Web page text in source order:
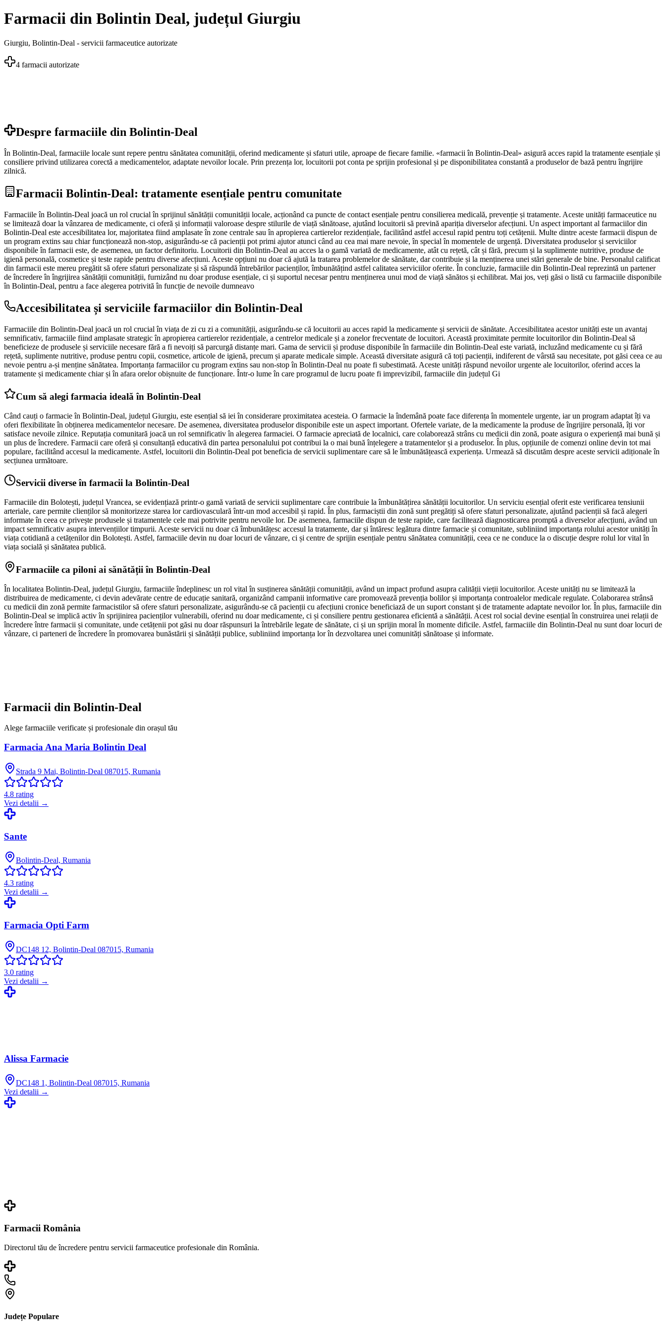
Farmacii din Bolintin Deal, județul Giurgiu
Giurgiu, Bolintin-Deal - servicii farmaceutice autorizate
4 farmacii autorizate
Despre farmaciile din Bolintin-Deal
În Bolintin-Deal, farmaciile locale sunt repere pentru sănătatea comunității, oferind medicamente și sfaturi utile, aproape de fiecare familie. «farmacii în Bolintin-Deal» asigură acces rapid la tratamente esențiale și
consiliere privind utilizarea corectă a medicamentelor, adaptate nevoilor locale. Prin prezența lor, locuitorii pot conta pe sprijin profesional și pe disponibilitatea constantă a produselor de bază pentru îngrijire
zilnică.
Farmacii Bolintin-Deal: tratamente esențiale pentru comunitate
Farmaciile în Bolintin-Deal joacă un rol crucial în sprijinul sănătății comunității locale, acționând ca puncte de contact esențiale pentru consilierea medicală, prevenție și tratamente. Aceste unități farmaceutice nu
se limitează doar la vânzarea de medicamente, ci oferă și informații valoroase despre stilurile de viață sănătoase, ajutând locuitorii să prevină apariția diverselor afecțiuni. Un aspect important al farmaciilor din
Bolintin-Deal este accesibilitatea lor, majoritatea fiind amplasate în zone centrale sau în apropierea cartierelor rezidențiale, facilitând astfel accesul rapid pentru toți cetățenii. Multe dintre aceste farmacii dispun de
un program extins sau chiar funcționează non-stop, asigurându-se că pacienții pot primi ajutor atunci când au cea mai mare nevoie, în special în momentele de urgență. Diversitatea produselor și serviciilor
disponibile în farmacii este, de asemenea, un factor definitoriu. Locuitorii din Bolintin-Deal au acces la o gamă variată de medicamente, atât cu rețetă, cât și fără, precum și la suplimente nutritive, produse de
igienă personală, cosmetice și teste rapide pentru diverse afecțiuni. Aceste opțiuni nu doar că ajută la tratarea problemelor de sănătate, dar contribuie și la menținerea unei stări generale de bine. Personalul calificat
din farmacii este mereu pregătit să ofere sfaturi personalizate și să răspundă întrebărilor pacienților, îmbunătățind astfel calitatea serviciilor oferite. În concluzie, farmaciile din Bolintin-Deal reprezintă un partener
de încredere în îngrijirea sănătății comunității, furnizând nu doar produse esențiale, ci și suportul necesar pentru menținerea unui mod de viață sănătos și echilibrat. Mai jos, veți găsi o listă cu farmaciile disponibile
în Bolintin-Deal, pentru a face alegerea potrivită în funcție de nevoile dumneavo
Accesibilitatea și serviciile farmaciilor din Bolintin-Deal
Farmaciile din Bolintin-Deal joacă un rol crucial în viața de zi cu zi a comunității, asigurându-se că locuitorii au acces rapid la medicamente și servicii de sănătate. Accesibilitatea acestor unități este un avantaj
semnificativ, farmaciile fiind amplasate strategic în apropierea cartierelor rezidențiale, a centrelor medicale și a zonelor frecventate de locuitori. Această proximitate permite locuitorilor din Bolintin-Deal să
beneficieze de produsele și serviciile necesare fără a fi nevoiți să parcurgă distanțe mari. Gama de servicii și produse disponibile în farmaciile din Bolintin-Deal este variată, incluzând medicamente cu și fără
rețetă, suplimente nutritive, produse pentru copii, cosmetice, articole de igienă, precum și aparate medicale simple. Această diversitate asigură că toți pacienții, indiferent de vârstă sau necesitate, pot găsi ceea ce au
nevoie pentru a-și menține sănătatea. Importanța farmaciilor cu program extins sau non-stop în Bolintin-Deal nu poate fi subestimată. Aceste unități răspund nevoilor urgente ale locuitorilor, oferind acces la
tratamente și medicamente chiar și în afara orelor obișnuite de funcționare. Într-o lume în care programul de lucru poate fi imprevizibil, farmaciile din județul Gi
Cum să alegi farmacia ideală în Bolintin-Deal
Când cauți o farmacie în Bolintin-Deal, județul Giurgiu, este esențial să iei în considerare proximitatea acesteia. O farmacie la îndemână poate face diferența în momentele urgente, iar un program adaptat îți va
oferi flexibilitate în obținerea medicamentelor necesare. De asemenea, diversitatea produselor disponibile este un aspect important. Ofertele variate, de la medicamente la produse de îngrijire personală, îți vor
satisface nevoile zilnice. Reputația comunitară joacă un rol semnificativ în alegerea farmaciei. O farmacie apreciată de localnici, care colaborează strâns cu medicii din zonă, poate asigura o experiență mai bună și
un plus de încredere. Farmacii care oferă și consultanță educativă din partea personalului pot contribui la o mai bună înțelegere a tratamentelor și a produselor. În plus, opțiunile de comenzi online devin tot mai
populare, facilitând accesul la medicamente. Astfel, locuitorii din Bolintin-Deal pot beneficia de servicii suplimentare care să le îmbunătățească experiența. Urmează să discutăm despre aceste servicii adiționale în
secțiunea următoare.
Servicii diverse în farmacii la Bolintin-Deal
Farmaciile din Bolotești, județul Vrancea, se evidențiază printr-o gamă variată de servicii suplimentare care contribuie la îmbunătățirea sănătății locuitorilor. Un serviciu esențial oferit este verificarea tensiunii
arteriale, care permite clienților să monitorizeze starea lor cardiovasculară într-un mod accesibil și rapid. În plus, farmaciștii din zonă sunt pregătiți să ofere sfaturi personalizate, ajutând pacienții să facă alegeri
informate în ceea ce privește produsele și tratamentele cele mai potrivite pentru nevoile lor. De asemenea, farmaciile dispun de teste rapide, care facilitează diagnosticarea promptă a diverselor afecțiuni, având un
impact semnificativ asupra intervențiilor timpurii. Aceste servicii nu doar că îmbunătățesc accesul la tratamente, dar și întăresc legătura dintre farmacie și comunitate, subliniind importanța rolului acestor unități în
viața cotidiană a cetățenilor din Bolotești. Astfel, farmaciile devin nu doar locuri de vânzare, ci și centre de sprijin esențiale pentru sănătatea comunității, ceea ce ne conduce la o discuție despre rolul lor vital în
viața socială și sănătatea publică.
Farmaciile ca piloni ai sănătății în Bolintin-Deal
În localitatea Bolintin-Deal, județul Giurgiu, farmaciile îndeplinesc un rol vital în susținerea sănătății comunității, având un impact profund asupra calității vieții locuitorilor. Aceste unități nu se limitează la
distribuirea de medicamente, ci devin adevărate centre de educație sanitară, organizând campanii informative care promovează prevenția bolilor și importanța controalelor medicale regulate. Colaborarea strânsă
cu medicii din zonă permite farmacistilor să ofere sfaturi personalizate, asigurându-se că pacienții cu afecțiuni cronice beneficiază de un suport constant și de tratamente adaptate nevoilor lor. În plus, farmaciile din
Bolintin-Deal se implică activ în sprijinirea pacienților vulnerabili, oferind nu doar medicamente, ci și consiliere pentru gestionarea eficientă a sănătății. Acest rol social devine esențial în construirea unei relații de
încredere între farmacii și comunitate, unde cetățenii pot găsi nu doar răspunsuri la întrebările legate de sănătate, ci și un sprijin moral în momente dificile. Astfel, farmaciile din Bolintin-Deal nu sunt doar locuri de
vânzare, ci parteneri de încredere în promovarea bunăstării și sănătății publice, subliniind importanța lor în dezvoltarea unei comunități sănătoase și informate.
Farmacii din Bolintin-Deal
Alege farmaciile verificate și profesionale din orașul tău
Farmacia Ana Maria Bolintin Deal
Strada 9 Mai, Bolintin-Deal 087015, Rumania
4.8 rating
Vezi detalii →
Sante
Bolintin-Deal, Rumania
4.3 rating
Vezi detalii →
Farmacia Opti Farm
DC148 12, Bolintin-Deal 087015, Rumania
3.0 rating
Vezi detalii →
Alissa Farmacie
DC148 1, Bolintin-Deal 087015, Rumania
Vezi detalii →
Farmacii România
Directorul tău de încredere pentru servicii farmaceutice profesionale din România.
Județe Populare